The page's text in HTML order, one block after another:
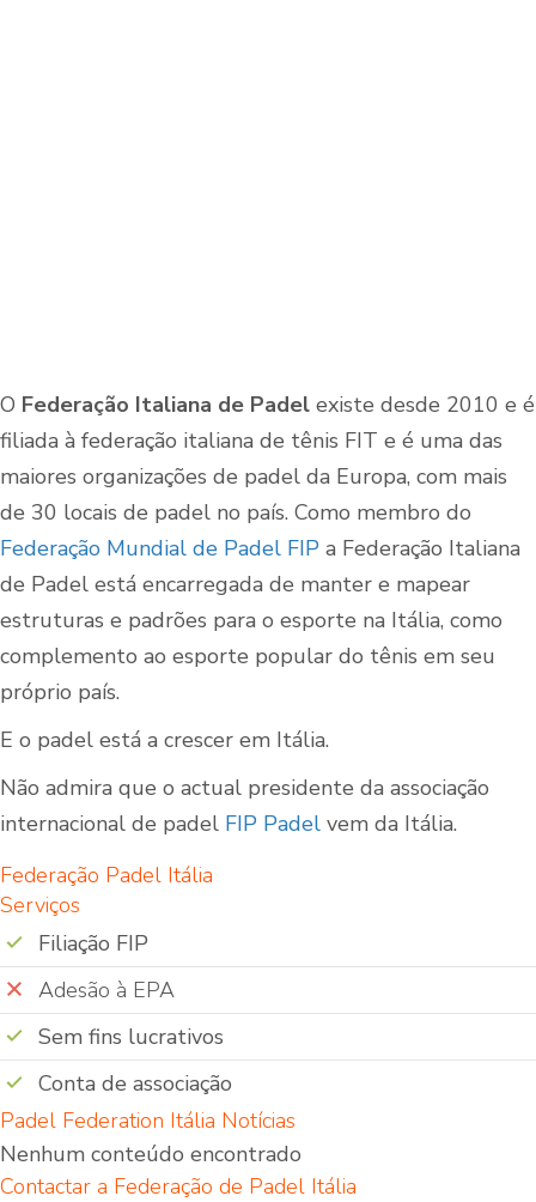
O Federação Italiana de Padel existe desde 2010 e é
filiada à federação italiana de tênis FIT e é uma das
maiores organizações de padel da Europa, com mais
de 30 locais de padel no país. Como membro do
Federação Mundial de Padel FIP a Federação Italiana
de Padel está encarregada de manter e mapear
estruturas e padrões para o esporte na Itália, como
complemento ao esporte popular do tênis em seu
próprio país.
E o padel está a crescer em Itália.
Não admira que o actual presidente da associação
internacional de padel FIP Padel vem da Itália.
Federação Padel Itália
Serviços
Filiação FIP
Adesão à EPA
Sem fins lucrativos
Conta de associação
Padel Federation Itália Notícias
Nenhum conteúdo encontrado
Contactar a Federação de Padel Itália